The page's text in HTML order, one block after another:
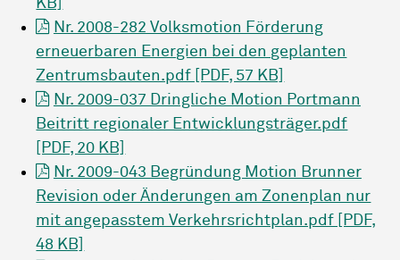
KB]
Nr. 2008-282 Volksmotion Förderung
erneuerbaren Energien bei den geplanten
Zentrumsbauten.pdf [PDF, 57 KB]
Nr. 2009-037 Dringliche Motion Portmann
Beitritt regionaler Entwicklungsträger.pdf
[PDF, 20 KB]
Nr. 2009-043 Begründung Motion Brunner
Revision oder Änderungen am Zonenplan nur
mit angepasstem Verkehrsrichtplan.pdf [PDF,
48 KB]